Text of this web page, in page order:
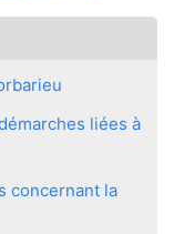
liées à
concernant la